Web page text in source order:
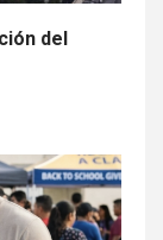
del